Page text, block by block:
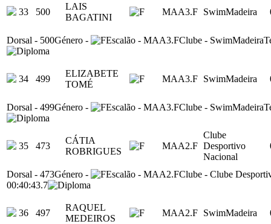
33 500
LAIS
BAGATINI
MAA3.F SwimMadeira
Dorsal - 500Género - Escalão - MAA3.FClube - SwimMadeira
34 499
ELIZABETE
TOMÉ
MAA3.F SwimMadeira
Dorsal - 499Género - Escalão - MAA3.FClube - SwimMadeira
35 473
CÁTIA
ROBRIGUES
MAA2.F
Clube
Desportivo
Nacional
Dorsal - 473Género - Escalão - MAA2.FClube - Clube
00:40:43.7
36 497
RAQUEL
MEDEIROS
MAA2.F SwimMadeira